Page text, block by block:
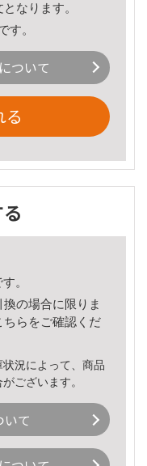
なります。
す。
ついて
る
。
の場合に限りま
ちら をご確認くだ
況によって、商品
ございます。
いて